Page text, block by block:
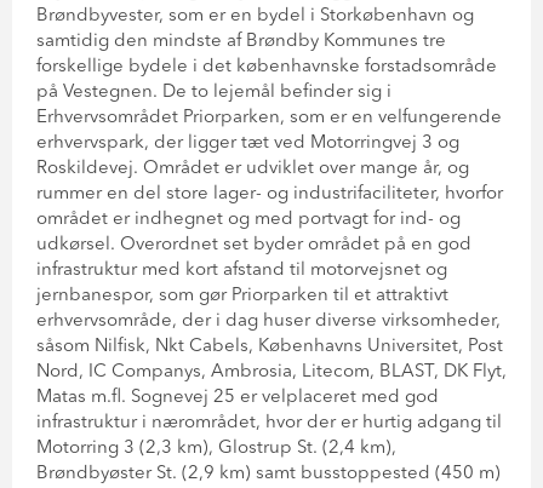
Brøndbyvester, som er en bydel i Storkøbenhavn og
samtidig den mindste af Brøndby Kommunes tre
forskellige bydele i det københavnske forstadsområde
på Vestegnen. De to lejemål befinder sig i
Erhvervsområdet Priorparken, som er en velfungerende
erhvervspark, der ligger tæt ved Motorringvej 3 og
Roskildevej. Området er udviklet over mange år, og
rummer en del store lager- og industrifaciliteter, hvorfor
området er indhegnet og med portvagt for ind- og
udkørsel. Overordnet set byder området på en god
infrastruktur med kort afstand til motorvejsnet og
jernbanespor, som gør Priorparken til et attraktivt
erhvervsområde, der i dag huser diverse virksomheder,
såsom Nilfisk, Nkt Cabels, Københavns Universitet, Post
Nord, IC Companys, Ambrosia, Litecom, BLAST, DK Flyt,
Matas m.fl. Sognevej 25 er velplaceret med god
infrastruktur i nærområdet, hvor der er hurtig adgang til
Motorring 3 (2,3 km), Glostrup St. (2,4 km),
Brøndbyøster St. (2,9 km) samt busstoppested (450 m)